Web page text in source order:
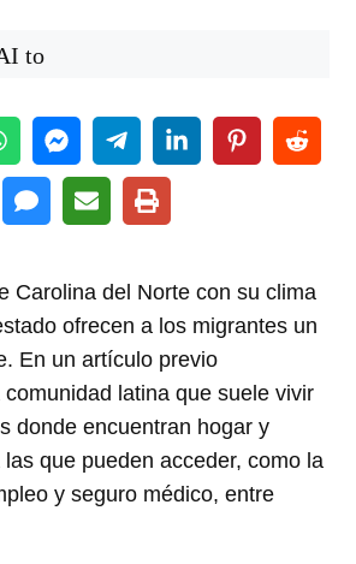
to
Carolina del Norte con su clima
ofrecen a los migrantes un
En un artículo previo
latina que suele vivir
donde encuentran hogar y
que pueden acceder, como la
y seguro médico, entre